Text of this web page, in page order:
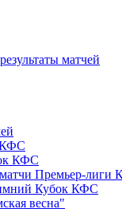
матчей
КФС
КФС
Премьер-лиги
Кубок КФС
весна"